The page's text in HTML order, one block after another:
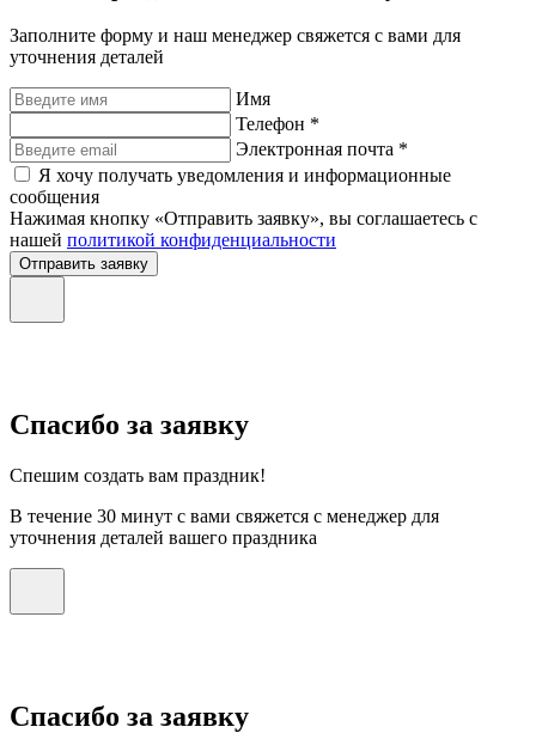
Заполните форму и наш менеджер свяжется с вами для
уточнения деталей
Имя
Телефон *
Электронная почта *
Я хочу получать уведомления и информационные
сообщения
Нажимая кнопку «Отправить заявку», вы соглашаетесь с
нашей политикой конфиденциальности
Отправить заявку
Спасибо за заявку
Спешим создать вам праздник!
В течение 30 минут с вами свяжется с менеджер для
уточнения деталей вашего праздника
Спасибо за заявку